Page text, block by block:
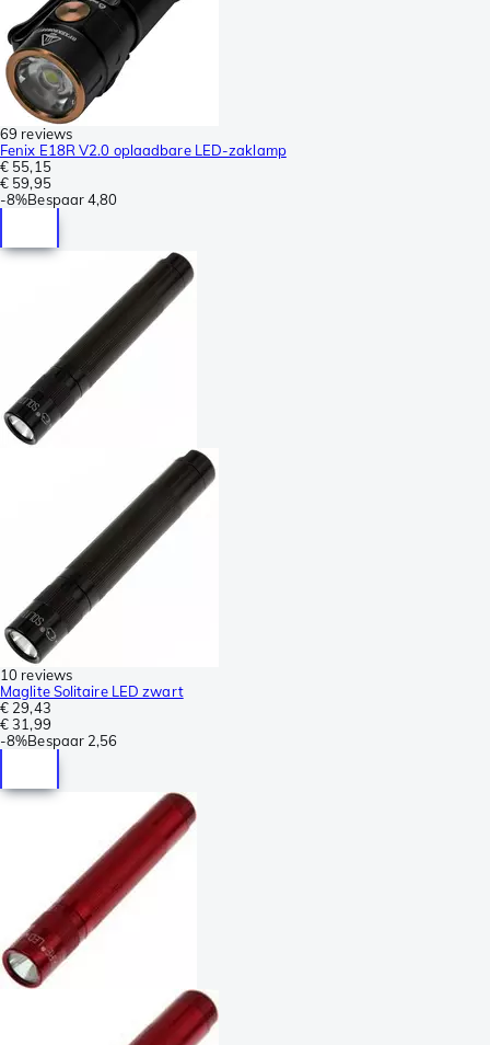
69 reviews
Fenix E18R V2.0 oplaadbare LED-zaklamp
€ 55,15
€ 59,95
-8%Bespaar4,80
10 reviews
Maglite Solitaire LED zwart
€ 29,43
€ 31,99
-8%Bespaar 2,56